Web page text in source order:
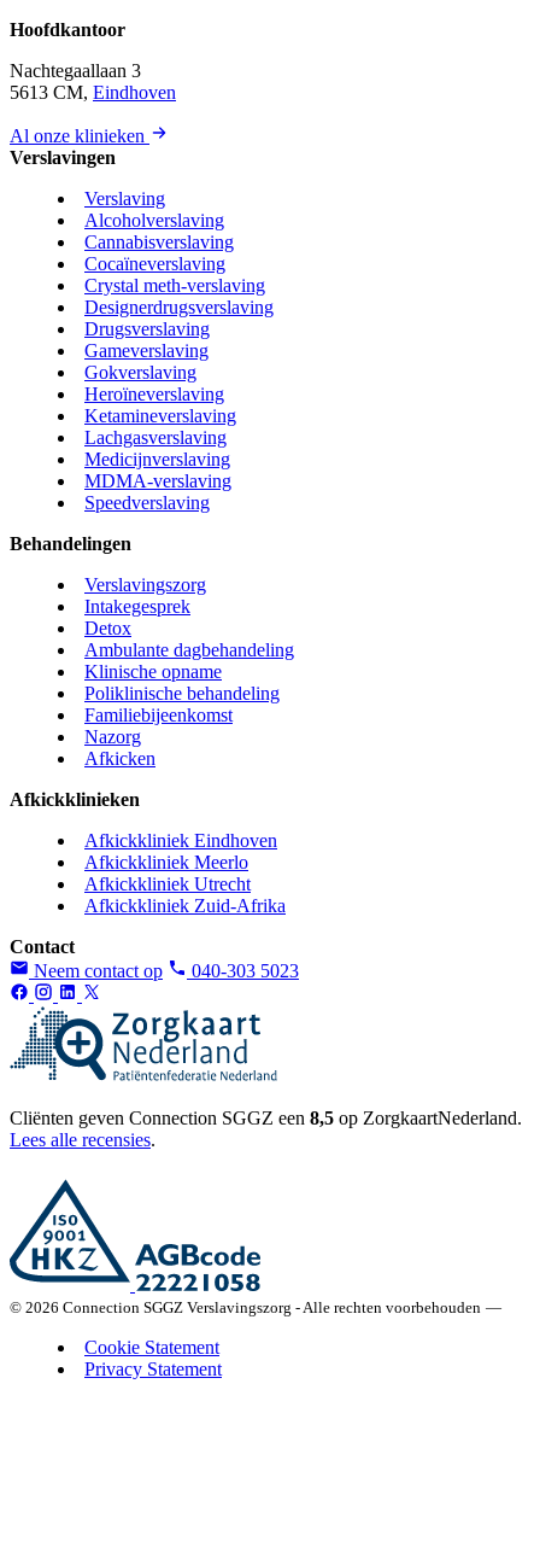
Hoofdkantoor
Nachtegaallaan 3
5613 CM, Eindhoven
Al onze klinieken
Verslavingen
Verslaving
Alcoholverslaving
Cannabisverslaving
Cocaïneverslaving
Crystal meth-verslaving
Designerdrugsverslaving
Drugsverslaving
Gameverslaving
Gokverslaving
Heroïneverslaving
Ketamineverslaving
Lachgasverslaving
Medicijnverslaving
MDMA-verslaving
Speedverslaving
Behandelingen
Verslavingszorg
Intakegesprek
Detox
Ambulante dagbehandeling
Klinische opname
Poliklinische behandeling
Familiebijeenkomst
Nazorg
Afkicken
Afkickklinieken
Afkickkliniek Eindhoven
Afkickkliniek Meerlo
Afkickkliniek Utrecht
Afkickkliniek Zuid-Afrika
Contact
Neem contact op
040-303 5023
Cliënten geven Connection SGGZ een 8,5 op ZorgkaartNederland.
Lees alle recensies.
© 2026 Connection SGGZ Verslavingszorg - Alle rechten voorbehouden —
Cookie Statement
Privacy Statement